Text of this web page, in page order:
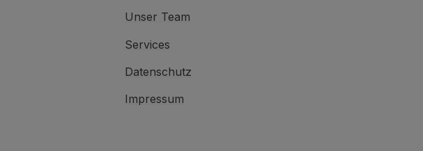
Unser Team
Services
Datenschutz
Impressum